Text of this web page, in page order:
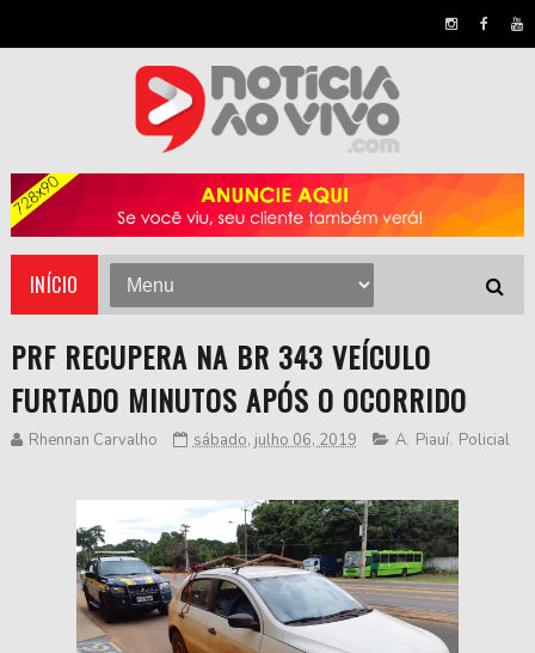
INÍCIO
PRF RECUPERA NA BR 343 VEÍCULO
FURTADO MINUTOS APÓS O OCORRIDO
Rhennan Carvalho sábado, julho 06, 2019 A, Piauí, Policial